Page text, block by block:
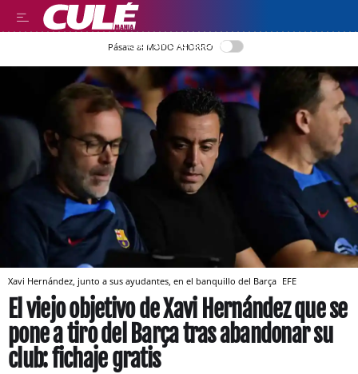
LEER EN CASTELLANO
Pásate al MODO AHORRO
Xavi Hernández, junto a sus ayudantes, en el banquillo del Barça EFE
El viejo objetivo de Xavi Hernández que se
pone a tiro del Barça tras abandonar su
club: fichaje gratis